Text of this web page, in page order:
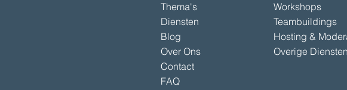
Thema's
Diensten
Blog
Over Ons
Contact
FAQ
Workshops
Teambuildings
Hosting &
Overige